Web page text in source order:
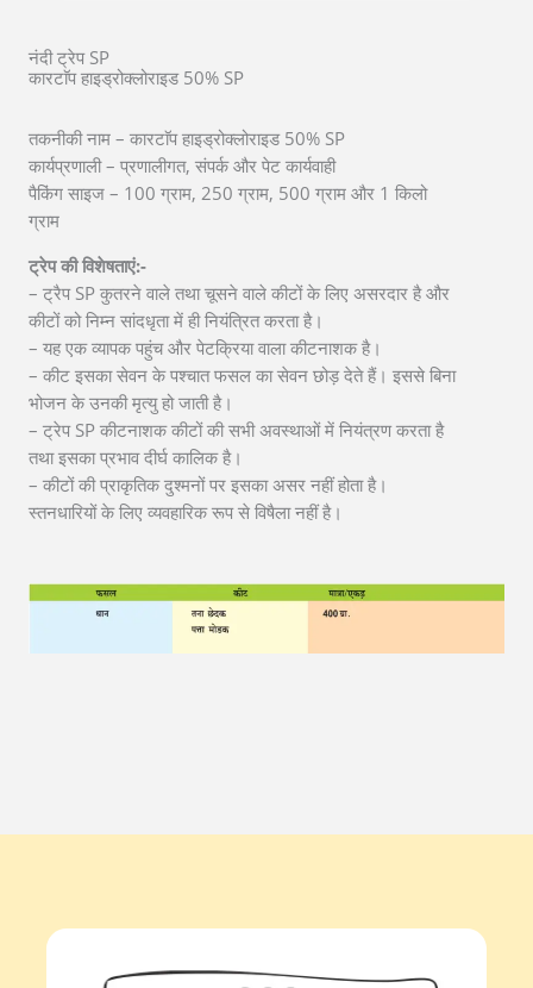
नंदी ट्रेप SP
कारटाॅप हाइड्रोक्लोराइड 50% SP
तकनीकी नाम – कारटाॅप हाइड्रोक्लोराइड 50% SP
कार्यप्रणाली – प्रणालीगत, संपर्क और पेट कार्यवाही
पैकिंग साइज – 100 ग्राम, 250 ग्राम, 500 ग्राम और 1 किलो
ग्राम
ट्रेप की विशेषताएं:-
– ट्रैप SP कुतरने वाले तथा चूसने वाले कीटों के लिए असरदार है और
कीटों को निम्न सांदधृता में ही नियंत्रित करता है।
– यह एक व्यापक पहुंच और पेटक्रिया वाला कीटनाशक है।
– कीट इसका सेवन के पश्चात फसल का सेवन छोड़ देते हैं। इससे बिना
भोजन के उनकी मृत्यु हो जाती है।
– ट्रेप SP कीटनाशक कीटों की सभी अवस्थाओं में नियंत्रण करता है
तथा इसका प्रभाव दीर्घ कालिक है।
– कीटों की प्राकृतिक दुश्मनों पर इसका असर नहीं होता है।
स्तनधारियों के लिए व्यवहारिक रूप से विषैला नहीं है।